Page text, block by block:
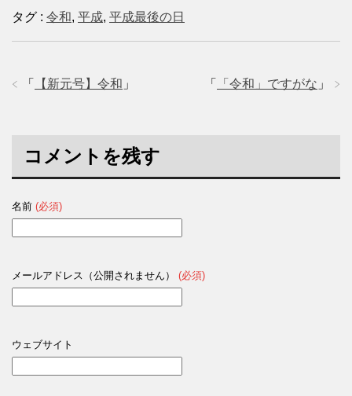
タグ : 令和, 平成, 平成最後の日
「 「令和」ですがな 」
「 【新元号】令和 」
コメントを残す
名前 (必須)
メールアドレス（公開されません） (必須)
ウェブサイト